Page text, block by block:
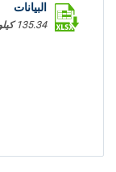
البيانات
135.34 كيلوبايت